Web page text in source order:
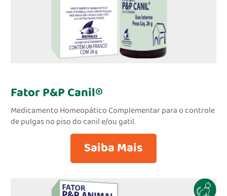
Fator P&P Canil®
Medicamento Homeopático Complementar para o controle
de pulgas no piso do canil e/ou gatil.
Saiba Mais